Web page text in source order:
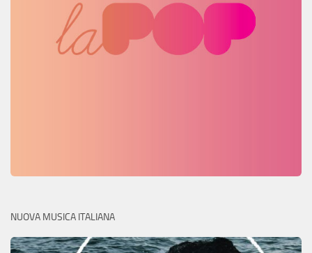
NUOVA MUSICA ITALIANA